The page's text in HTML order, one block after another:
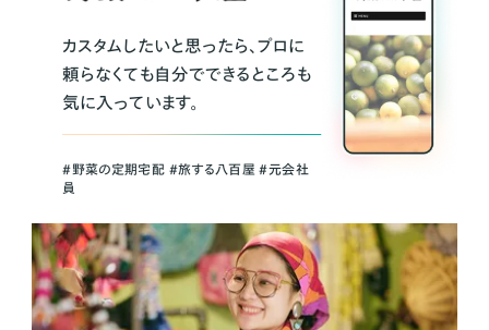
カスタムしたいと思ったら、プロに
頼らなくても自分でできるところも
気に入っています。
＃野菜の定期宅配 ＃旅する八百屋 ＃元会社
員